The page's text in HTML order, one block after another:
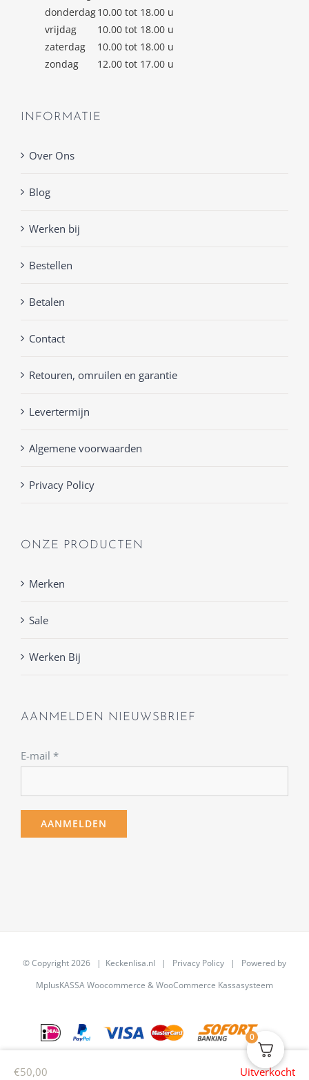
€50,00 Uitverkocht
donderdag10.00 tot 18.00 u
vrijdag
10.00 tot 18.00 u
zaterdag
10.00 tot 18.00 u
zondag
12.00 tot 17.00 u
INFORMATIE
Over Ons
Blog
Werken bij
Bestellen
Betalen
Contact
Retouren, omruilen en garantie
Levertermijn
Algemene voorwaarden
Privacy Policy
ONZE PRODUCTEN
Merken
Sale
Werken Bij
AANMELDEN NIEUWSBRIEF
E-mail *
© Copyright2026 | Keckenlisa.nl | Privacy Policy | Powered by
MplusKASSA Woocommerce &WooCommerce Kassasysteem
0